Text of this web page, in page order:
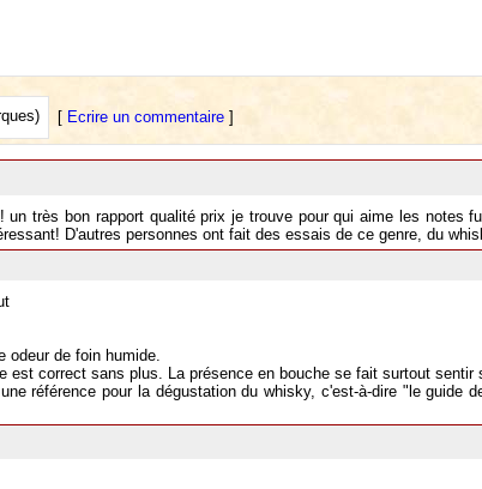
[ Ecrire un commentaire]
très bon rapport qualité prix je trouve pour qui aime les notes
D'autres personnes ont fait des essais de ce genre, du
de foin humide.
correct sans plus. La présence en bouche se fait surtout sentir
référence pour la dégustation du whisky, c'est-à-dire "le